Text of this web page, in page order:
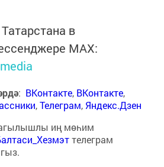
в
MАХ:
: ВКонтакте, ВКонтакте,
,Телеграм, Яндекс.Дзен
иң мөһим
телеграм